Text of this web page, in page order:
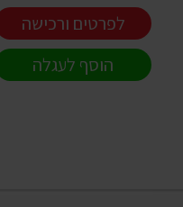
לפרטים ורכישה
הוסף לעגלה